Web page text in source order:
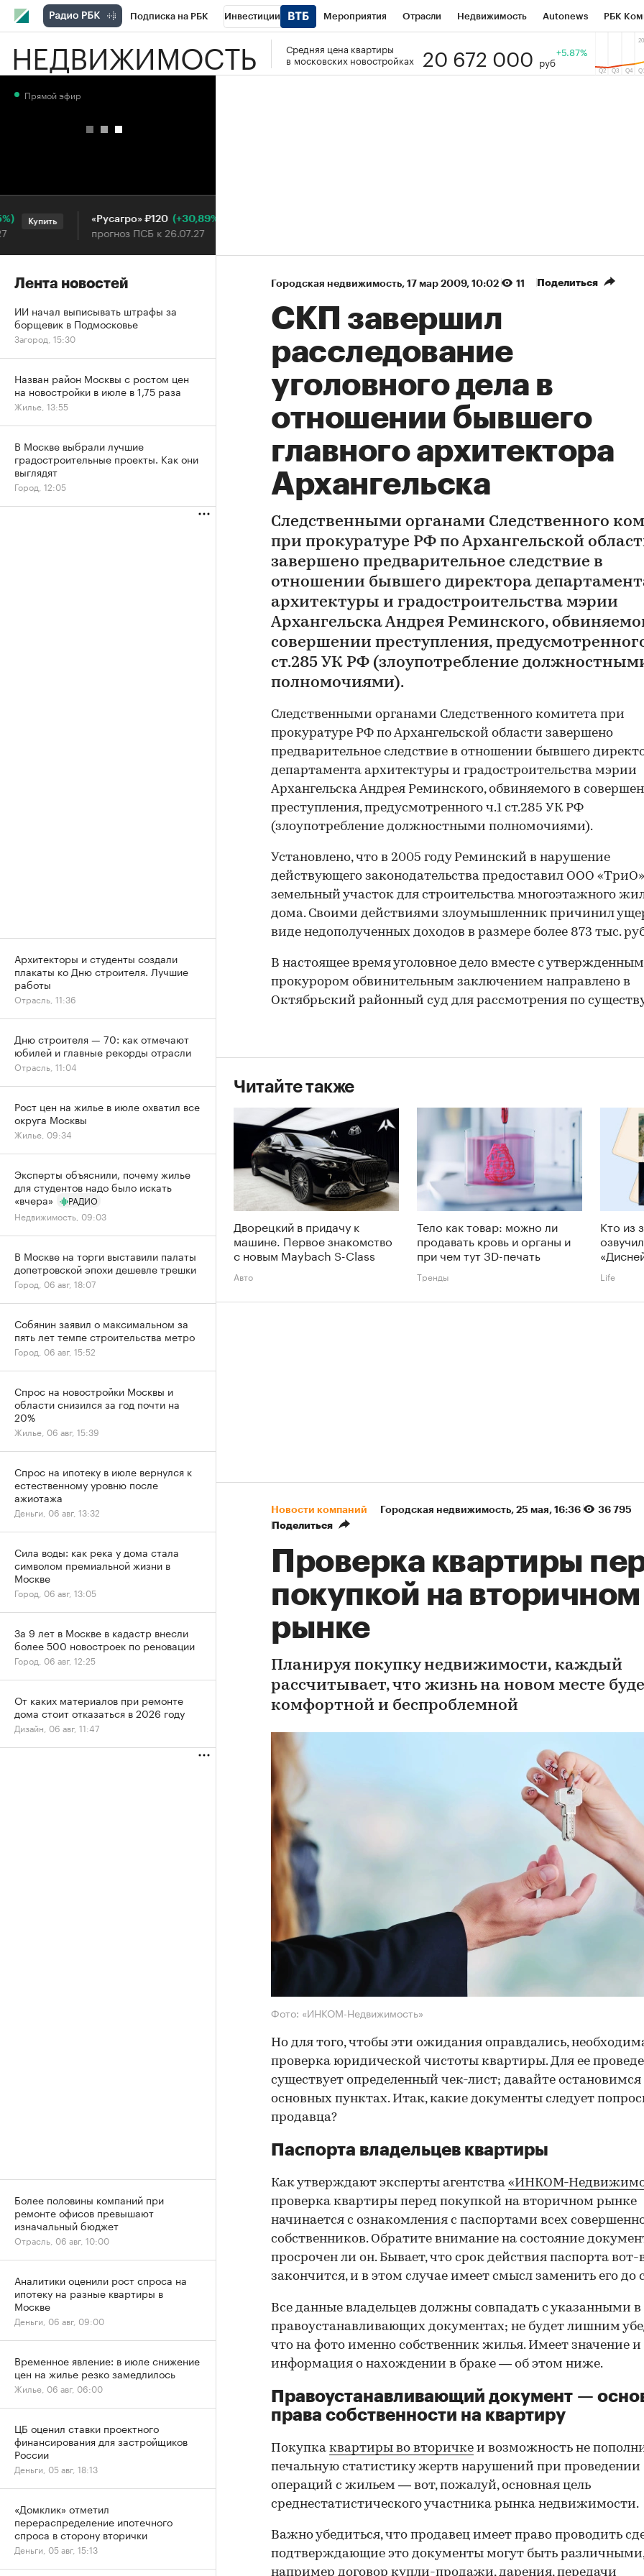
Подписка на РБК Инвестиции Мероприятия Отрасли Недвижимость Autonews РБК
РБК Вино Спорт Школа управления РБК РБК Образование Тренды
НЕДВИЖИМОСТЬ
Средняя цена квартиры
в московских новостройках
20 672 000 руб
+5.87%
Городская недвижимость⁠, 17 мар 2009, 10:02 11 Поделиться
СКП завершил
расследование
уголовного дела в
отношении бывшего
главного архитектора
Архангельска
Следственными органами Следственного
при прокуратуре РФ по Архангельской
завершено предварительное следствие в
отношении бывшего директора
архитектуры и градостроительства мэрии
Архангельска Андрея Реминского,
совершении преступления,
ст.285 УК РФ (злоупотребление
полномочиями).
Следственными органами Следственного комитета при
прокуратуре РФ по Архангельской области завершено
предварительное следствие в отношении бывшего
департамента архитектуры и градостроительства мэрии
Архангельска Андрея Реминского, обвиняемого в
преступления, предусмотренного ч.1 ст.285 УК РФ
(злоупотребление должностными полномочиями).
Установлено, что в 2005 году Реминский в нарушение
действующего законодательства предоставил ООО «ТриО»
земельный участок для строительства многоэтажного
дома. Своими действиями злоумышленник причинил
виде недополученных доходов в размере более 873 тыс.
В настоящее время уголовное дело вместе с утвержденным
прокурором обвинительным заключением направлено в
Октябрьский районный суд для рассмотрения по
Читайте также
Дворецкий в придачу к
машине. Первое знакомство
с новым Maybach S-Class
Авто
Тело как товар: можно ли
продавать кровь и органы и
при чем тут 3D-печать
Тренды
Кто из
Life
Новости компаний Городская недвижимость⁠, 25 мая, 16:36
36 795
Поделиться
Проверка квартиры
покупкой на вторичном
рынке
Планируя покупку недвижимости, каждый
рассчитывает, что жизнь на новом месте
комфортной и беспроблемной
Фото: «ИНКОМ-Недвижимость»
Но для того, чтобы эти ожидания оправдались,
проверка юридической чистоты квартиры. Для ее
существует определенный чек-лист; давайте остановимся
основных пунктах. Итак, какие документы следует
продавца?
Паспорта владельцев квартиры
Как утверждают эксперты агентства «ИНКОМ-
проверка квартиры перед покупкой на вторичном рынке
начинается с ознакомления с паспортами всех
собственников. Обратите внимание на состояние
просрочен ли он. Бывает, что срок действия паспорта вот-
закончится, и в этом случае имеет смысл заменить его до
Все данные владельцев должны совпадать с указанными в
правоустанавливающих документах; не будет лишним
что на фото именно собственник жилья. Имеет значение и
информация о нахождении в браке — об этом ниже.
Правоустанавливающий документ —
права собственности на квартиру
Покупка квартиры во вторичке и возможность не
печальную статистику жертв нарушений при проведении
операций с жильем — вот, пожалуй, основная цель
среднестатистического участника рынка недвижимости.
Важно убедиться, что продавец имеет право проводить
подтверждающие это документы могут быть различными,
например договор купли-продажи, дарения, передачи
Прямой эфир
Купить «Русагро» ₽120 (+30,89%)
прогноз ПСБ к 26.07.27
Лента новостей
ИИ начал выписывать штрафы за
борщевик в Подмосковье
Загород, 15:30
Назван район Москвы с ростом цен
на новостройки в июле в 1,75 раза
Жилье, 13:55
В Москве выбрали лучшие
градостроительные проекты. Как они
выглядят
Город, 12:05
Архитекторы и студенты создали
плакаты ко Дню строителя. Лучшие
работы
Отрасль, 11:36
Дню строителя — 70: как отмечают
юбилей и главные рекорды отрасли
Отрасль, 11:04
Рост цен на жилье в июле охватил все
округа Москвы
Жилье, 09:34
Эксперты объяснили, почему жилье
для студентов надо было искать
«вчера»
РАДИО
Недвижимость, 09:03
В Москве на торги выставили палаты
допетровской эпохи дешевле трешки
Город, 06 авг, 18:07
Собянин заявил о максимальном за
пять лет темпе строительства метро
Город, 06 авг, 15:52
Спрос на новостройки Москвы и
области снизился за год почти на
20%
Жилье, 06 авг, 15:39
Спрос на ипотеку в июле вернулся к
естественному уровню после
ажиотажа
Деньги, 06 авг, 13:32
Сила воды: как река у дома стала
символом премиальной жизни в
Москве
Город, 06 авг, 13:05
За 9 лет в Москве в кадастр внесли
более 500 новостроек по реновации
Город, 06 авг, 12:25
От каких материалов при ремонте
дома стоит отказаться в 2026 году
Дизайн, 06 авг, 11:47
Более половины компаний при
ремонте офисов превышают
изначальный бюджет
Отрасль, 06 авг, 10:00
Аналитики оценили рост спроса на
ипотеку на разные квартиры в
Москве
Деньги, 06 авг, 09:00
Временное явление: в июле снижение
цен на жилье резко замедлилось
Жилье, 06 авг, 06:00
ЦБ оценил ставки проектного
финансирования для застройщиков
России
Деньги, 05 авг, 18:13
«Домклик» отметил
перераспределение ипотечного
спроса в сторону вторички
Деньги, 05 авг, 15:13